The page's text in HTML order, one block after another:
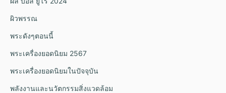
ผิวพรรณ
พระดังๆตอนนี้
พระเครื่องยอดนิยม 2567
พระเครื่องยอดนิยมในปัจจุบัน
พลังงานและนวัตกรรมสิ่งแวดล้อม